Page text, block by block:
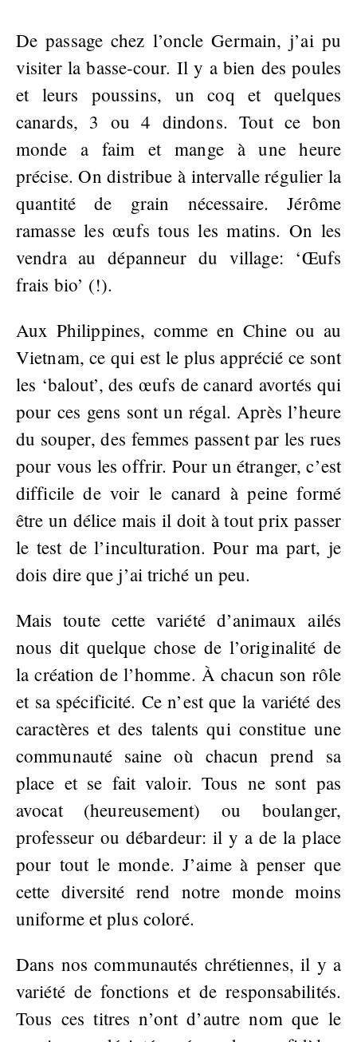
De passage chez l’oncle Germain, j’ai pu
visiter la basse-cour. Il y a bien des poules
et leurs poussins, un coq et quelques
canards, 3 ou 4 dindons. Tout ce bon
monde a faim et mange à une heure
précise. On distribue à intervalle régulier la
quantité de grain nécessaire. Jérôme
ramasse les œufs tous les matins. On les
vendra au dépanneur du village: ‘Œufs
frais bio’ (!).
Aux Philippines, comme en Chine ou au
Vietnam, ce qui est le plus apprécié ce sont
les ‘balout’, des œufs de canard avortés qui
pour ces gens sont un régal. Après l’heure
du souper, des femmes passent par les rues
pour vous les offrir. Pour un étranger, c’est
difficile de voir le canard à peine formé
être un délice mais il doit à tout prix passer
le test de l’inculturation. Pour ma part, je
dois dire que j’ai triché un peu.
Mais toute cette variété d’animaux ailés
nous dit quelque chose de l’originalité de
la création de l’homme. À chacun son rôle
et sa spécificité. Ce n’est que la variété des
caractères et des talents qui constitue une
communauté saine où chacun prend sa
place et se fait valoir. Tous ne sont pas
avocat (heureusement) ou boulanger,
professeur ou débardeur: il y a de la place
pour tout le monde. J’aime à penser que
cette diversité rend notre monde moins
uniforme et plus coloré.
Dans nos communautés chrétiennes, il y a
variété de fonctions et de responsabilités.
Tous ces titres n’ont d’autre nom que le